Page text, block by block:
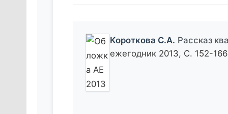
Короткова С.А. Рассказ
ежегодник 2013, С. 152-166